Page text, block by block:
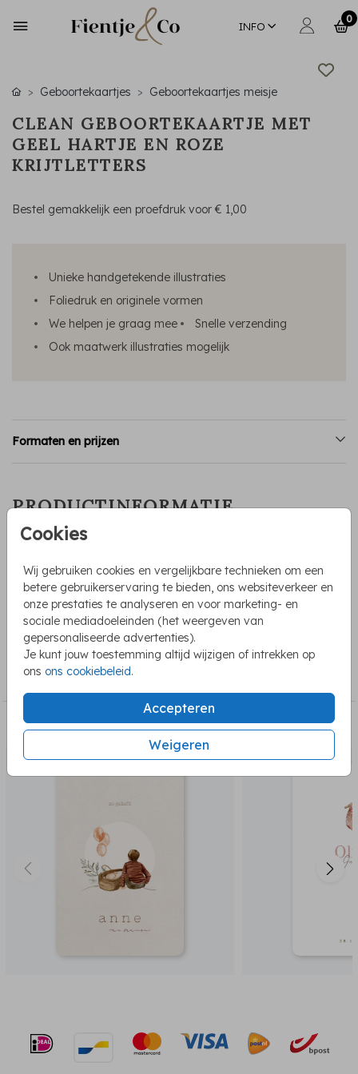
INFO
0
Cookies
Wij gebruiken cookies en vergelijkbare technieken om een
betere gebruikerservaring te bieden, ons websiteverkeer en
onze prestaties te analyseren en voor marketing- en
sociale mediadoeleinden (het weergeven van
gepersonaliseerde advertenties).
Je kunt jouw toestemming altijd wijzigen of intrekken op
ons ons cookiebeleid.
Accepteren
Weigeren
Geboortekaartjes Geboortekaartjes meisje
CLEAN GEBOORTEKAARTJE MET
GEEL HARTJE EN ROZE
KRIJTLETTERS
Bestel gemakkelijk een proefdruk voor€ 1,00
Unieke handgetekende illustraties
Foliedruk en originele vormen
We helpen je graag mee
Snelle verzending
Ook maatwerk illustraties mogelijk
Formaten en prijzen
PRODUCTINFORMATIE
OMSCHRIJVING
Clean en simpel geboortekaartje voor een meisje met een
geel hartje. De naam is geschreven in krijtletters in een
mooie roze kleur. Dit kaartje kan je zelf helemaal naar wens
aanpassen.
COLLECTIE
Geboortekaartjes meisje
BEKIJK OOK